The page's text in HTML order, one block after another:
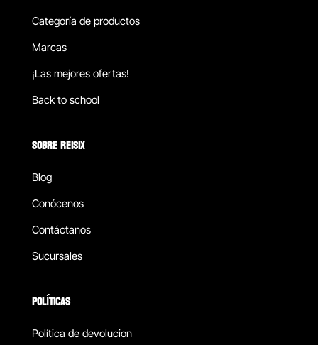
Categoría de productos
Marcas
¡Las mejores ofertas!
Back to school
SOBRE REISIX
Blog
Conócenos
Contáctanos
Sucursales
POLÍTICAS
Política de devolucion